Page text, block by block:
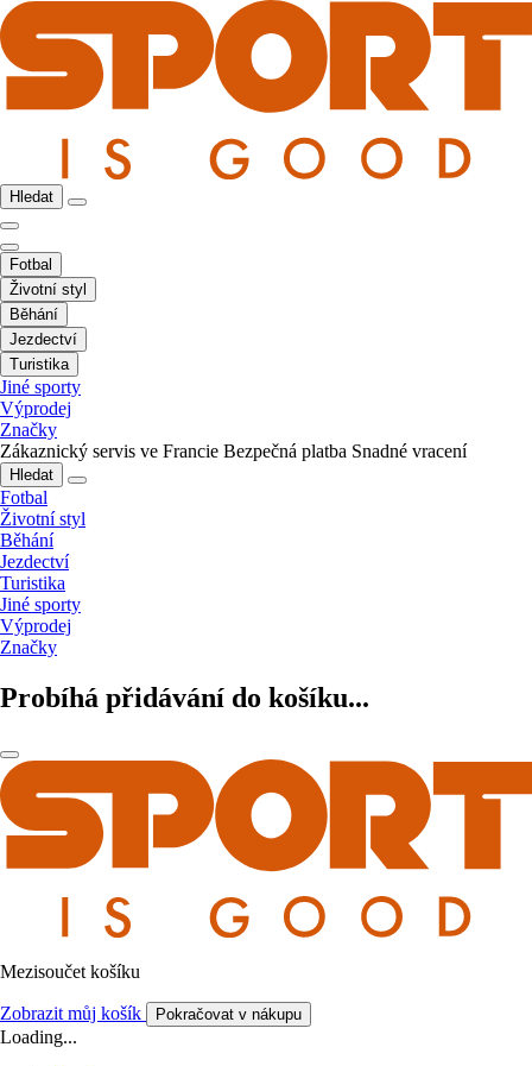
Hledat
Fotbal
Životní styl
Běhání
Jezdectví
Turistika
Jiné sporty
Výprodej
Značky
Zákaznický servis ve Francie Bezpečná platba Snadné vracení
Hledat
Fotbal
Životní styl
Běhání
Jezdectví
Turistika
Jiné sporty
Výprodej
Značky
Probíhá přidávání do košíku...
Mezisoučet košíku
Zobrazit můj košík Pokračovat v nákupu
Loading...